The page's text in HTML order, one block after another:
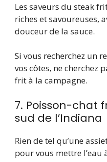
Les saveurs du steak
riches et savoureuses,
douceur de la sauce.
Si vous recherchez un
vos côtes, ne cherchez
frit à la campagne.
7. Poisson-chat
sud de l’Indiana
Rien de tel qu’une
pour vous mettre l’eau